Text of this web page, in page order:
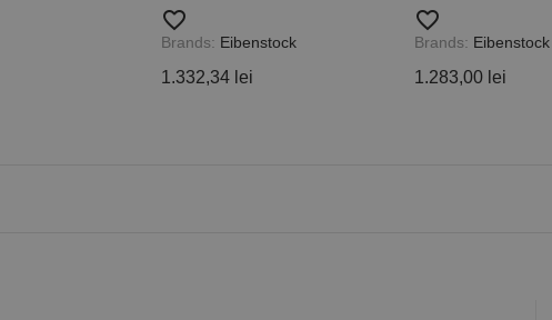
favorite_border
Brands: Eibenstock
1.332,34 lei
favorite_border
Brands: Eibenstock
1.283,00 lei